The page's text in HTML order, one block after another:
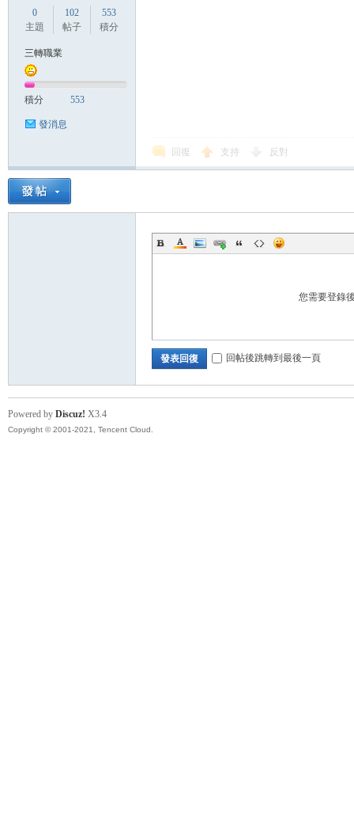
0
主題
102
帖子
553
積分
三轉職業
積分 553
發消息
回復 支持 反對
您需要登錄
發表回復 回帖後跳轉到最後一頁
Powered by Discuz! X3.4
Copyright © 2001-2021, Tencent Cloud.